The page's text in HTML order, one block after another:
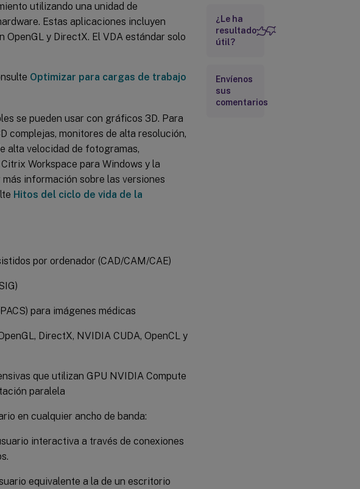
utilizando una unidad de
Estas aplicaciones incluyen
y DirectX. El VDA estándar solo
Optimizar para cargas de trabajo
se pueden usar con gráficos 3D. Para
complejas, monitores de alta resolución,
alta velocidad de fotogramas,
Workspace para Windows y la
información sobre las versiones
Hitos del ciclo de vida de la
por ordenador (CAD/CAM/CAE)
para imágenes médicas
DirectX, NVIDIA CUDA, OpenCL y
que utilizan GPU NVIDIA Compute
paralela
en cualquier ancho de banda:
interactiva a través de conexiones
equivalente a la de un escritorio
de HDX 3D
Pro
¿Le ha
resultado
útil?
Envíenos
sus
comentarios